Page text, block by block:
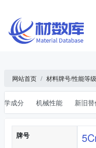
网站首页 材料牌号/性能等级
学成分 机械性能 新旧
基本信息
牌号